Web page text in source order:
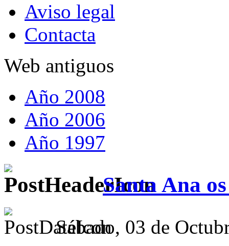
Aviso legal
Contacta
Web antiguos
Año 2008
Año 2006
Año 1997
Santa Ana
Sábado, 03 de